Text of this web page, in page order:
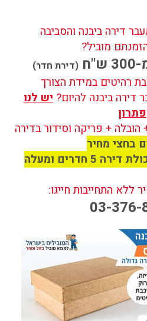
דירה ביבנה והסביבה
מוביל?
(דירת חדר)
רהיטים במידת הצורך
דירה ביבנה להיום?יש לנו
פתרון
+ פריקה וסידור בדירה
בחצי מחיר
חדרים ומעלה
ללא התחייבות חייגו:
03-376-